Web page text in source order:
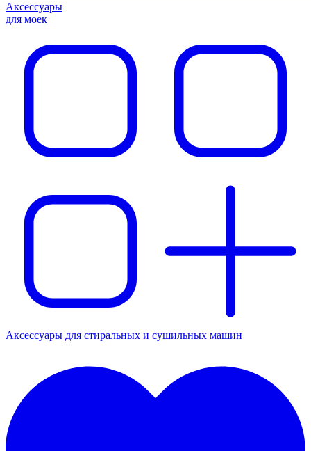
Аксессуары
для моек
Аксессуары для стиральных и сушильных машин